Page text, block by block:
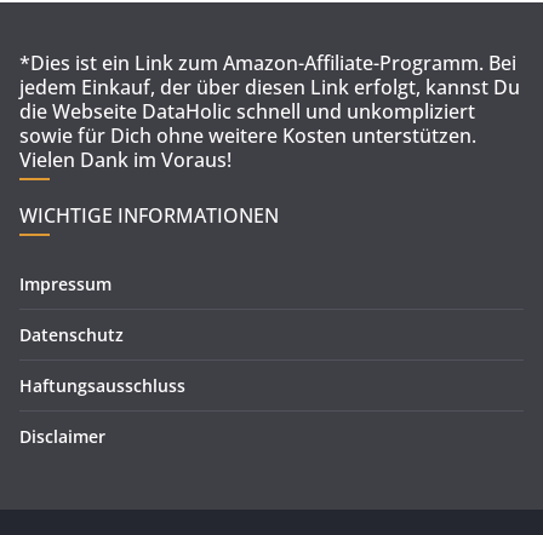
*Dies ist ein Link zum Amazon-Affiliate-Programm. Bei
jedem Einkauf, der über diesen Link erfolgt, kannst Du
die Webseite DataHolic schnell und unkompliziert
sowie für Dich ohne weitere Kosten unterstützen.
Vielen Dank im Voraus!
WICHTIGE INFORMATIONEN
Impressum
Datenschutz
Haftungsausschluss
Disclaimer